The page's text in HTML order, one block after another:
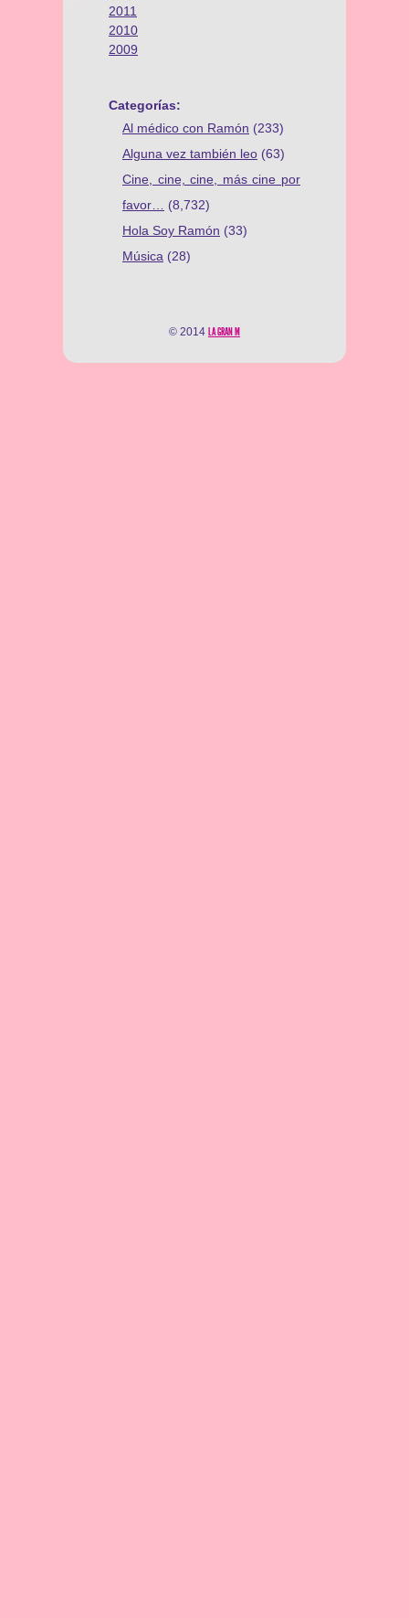
2011
2010
2009
Categorías:
Al médico con Ramón (233)
Alguna vez también leo (63)
Cine, cine, cine, más cine por
favor…
(8,732)
Hola Soy Ramón (33)
Música (28)
© 2014 LA GRAN M